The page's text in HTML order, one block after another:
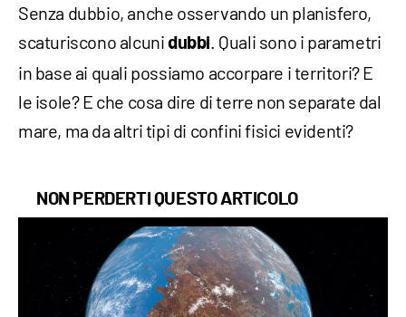
Senza dubbio, anche osservando un planisfero,
scaturiscono alcunidubbi . Quali sono i parametri
in base ai quali possiamo accorpare i territori? E
le isole? E che cosa dire di terre non separate dal
mare, ma da altri tipi di confini fisici evidenti?
NON PERDERTI QUESTO ARTICOLO